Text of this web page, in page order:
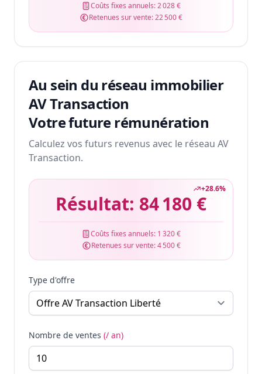
Coûts fixes annuels:2 028 €
Retenues sur vente:22 500 €
Au sein du réseau immobilier
AV Transaction
Votre future rémunération
Calculez vos futurs revenus avec le réseau AV
Transaction.
+28.6%
Résultat: 84 180 €
Coûts fixes annuels: 1 320 €
Retenues sur vente:4 500 €
Type d'offre
Nombre de ventes (/ an)